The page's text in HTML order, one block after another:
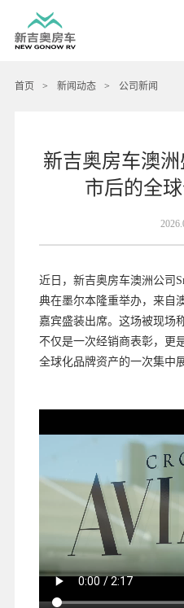
首页 > 新闻动态 > 公司新闻
新吉奥房车澳
市后的全
近日，新吉奥房车澳洲公司
典在墨尔本隆重举办，来自
嘉宾盛装出席。这场被现场
不仅是一次经销商表彰，更
全球化品牌资产的一次集中